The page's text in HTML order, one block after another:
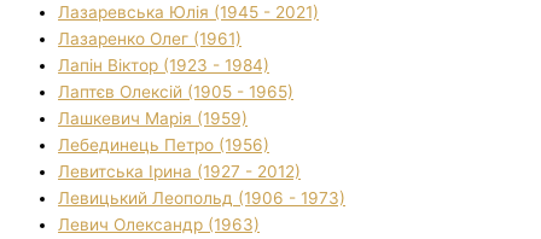
Лазаревська Юлія (1945 - 2021)
Лазаренко Олег (1961)
Лапін Віктор (1923 - 1984)
Лаптєв Олексій (1905 - 1965)
Лашкевич Марія (1959)
Лебединець Петро (1956)
Левитська Ірина (1927 - 2012)
Левицький Леопольд (1906 - 1973)
Левич Олександр (1963)